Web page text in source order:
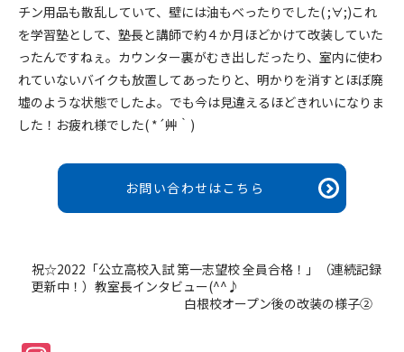
チン用品も散乱していて、壁には油もべったりでした( ;∀;)これ
を学習塾として、塾長と講師で約４か月ほどかけて改装していた
ったんですねぇ。カウンター裏がむき出しだったり、室内に使わ
れていないバイクも放置してあったりと、明かりを消すとほぼ廃
墟のような状態でしたよ。でも今は見違えるほどきれいになりま
した！お疲れ様でした( *´艸｀)
お問い合わせはこちら
祝☆2022「公立高校入試 第一志望校 全員合格！」（連続記録
更新中！）教室長インタビュー(^^♪
白根校オープン後の改装の様子②